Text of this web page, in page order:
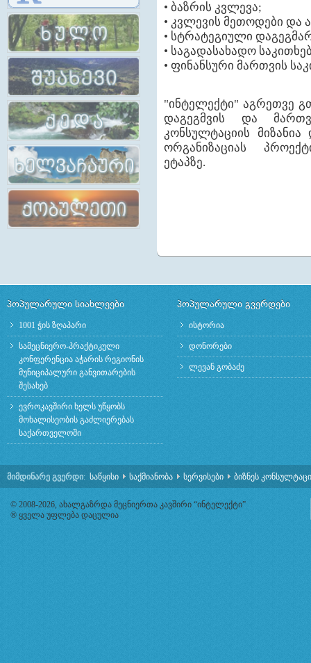
მაჟორიტარი წევრები თემებში
ტრენინგი საკრებულოს
წევრებისათვის
ტრენინგები ადგილობრივი
განმანათლებლებისათვის
მაჟორიტარმა კანდიდატებმა
„კარგი მმართველობის
დეკლარაციას“ საჯაროდ
ხელი მოაწერეს
• ბაზრის კვლევა;
• კვლევის მეთოდები და
• სტრატეგიული
• საგადასახადო
• ფინანსური მართვის
"ინტელექტი" აგრეთვე
დაგეგმვის და
კონსულტაციის
ორგანიზაციას
ეტაპზე.
პოპულარული სიახლეები
1001 ჭის ზღაპარი
სამეცნიერო-პრაქტიკული
კონფერენცია აჭარის რეგიონის
მუნიციპალური განვითარების
შესახებ
ევროკავშირი ხელს უწყობს
მოხალისეობის გაძლიერებას
საქართველოში
პოპულარული გვერდები
ისტორია
დონორები
ლევან გობაძე
მიმდინარე გვერდი: საწყისი საქმიანობა სერვისები ბიზნეს
© 2008-2026, ახალგაზრდა მეცნიერთა კავშირი “ინტელექტი”
® ყველა უფლება დაცულია